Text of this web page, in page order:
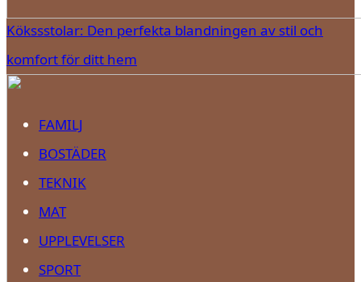
Kökssstolar: Den perfekta blandningen av stil och
komfort för ditt hem
FAMILJ
BOSTÄDER
TEKNIK
MAT
UPPLEVELSER
SPORT